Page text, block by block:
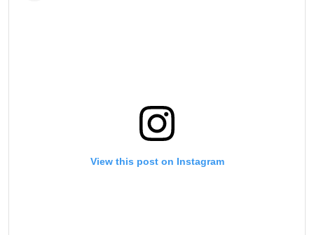
View this post on Instagram